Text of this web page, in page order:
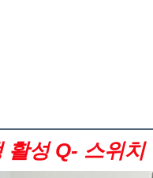
활성 Q- 스위